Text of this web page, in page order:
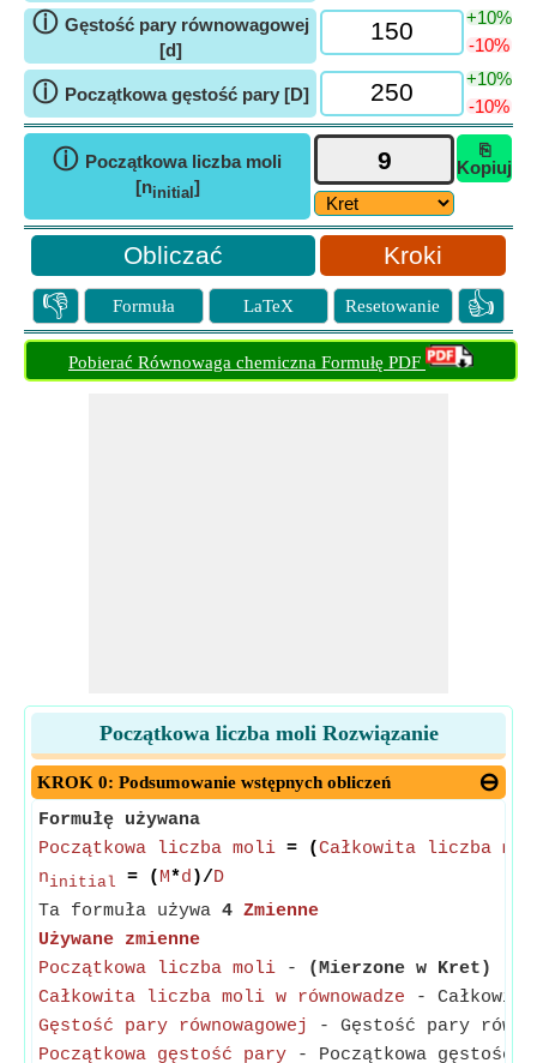
ⓘ Gęstość pary równowagowej
[d]
+10%
-10%
ⓘ Początkowa gęstość pary [D]
+10%
-10%
ⓘ Początkowa liczba moli
[ninitial ]
⎘
Kopiuj
Kroki
👎 Formuła LaTeX Resetowanie 👍
Pobierać Równowaga chemiczna Formułę PDF
Początkowa liczba moli Rozwiązanie
KROK 0: Podsumowanie wstępnych obliczeń
Formułę używana
Początkowa liczba moli = (Całkowita liczba
ninitial = ( M*d )/D
Ta formuła używa 4 Zmienne
Używane zmienne
Początkowa liczba moli - (Mierzone w Kret)
Całkowita liczba moli w równowadze -
Gęstość pary równowagowej
- Gęstość pary
Początkowa gęstość pary - Początkowa gęstość